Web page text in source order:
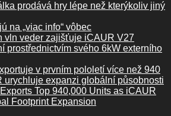
prodává hry lépe než kterýkoliv jiný
na „viac info“ vôbec
vln veder zajišťuje iCAUR V27
prostřednictvím svého 6kW externího
v prvním pololetí více než 940
urychluje expanzi globální působnosti
Top 940,000 Units as iCAUR
Footprint Expansion